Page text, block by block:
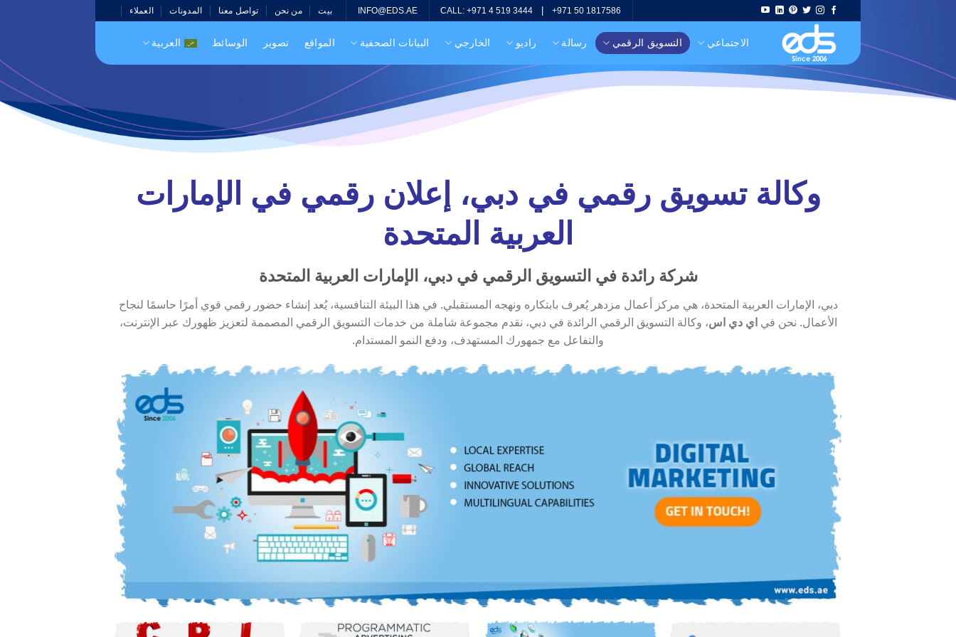
CALL: +971 4 519 3444 |+971 50 1817586
INFO@EDS.AE بيت من نحن تواصل معنا المدونات العملاء
الاجتماعي التسويق الرقمي رسالة راديو الخارجي البيانات الصحفية المواقع تصوير الوسائط العربية
وكالة تسويق رقمي في دبي، إعلان رقمي في الإمارات
العربية المتحدة
شركة رائدة في التسويق الرقمي في دبي، الإمارات العربية المتحدة
دبي، الإمارات العربية المتحدة، هي مركز أعمال مزدهر يُعرف بابتكاره ونهجه المستقبلي. في هذا البيئة التنافسية، يُعد إنشاء حضور رقمي قوي أمرًا حاسمًا لنجاح
الأعمال. نحن في اي دي اس، وكالة التسويق الرقمي الرائدة في دبي، نقدم مجموعة شاملة من خدمات التسويق الرقمي المصممة لتعزيز ظهورك عبر الإنترنت،
والتفاعل مع جمهورك المستهدف، ودفع النمو المستدام.